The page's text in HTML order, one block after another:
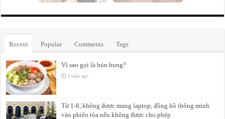
Recent Popular Comments Tags
Vì sao gọi là bún bung?
3 tuần ago
Từ 1-8, không được mang laptop, đồng hồ thông minh
vào phiên tòa nếu không được cho phép